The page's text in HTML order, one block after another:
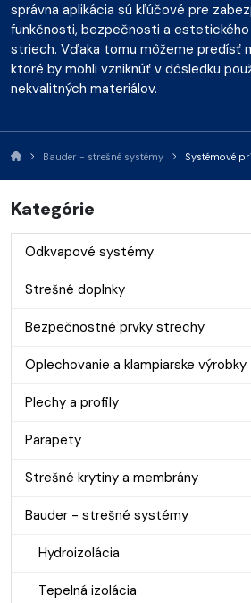
správna aplikácia sú kľúčové pre
funkčnosti, bezpečnosti a estetického
striech. Vďaka tomu môžeme predísť
ktoré by mohli vzniknúť v dôsledku
nekvalitných materiálov.
Bauder - strešné systémy Systémové
Kategórie
Odkvapové systémy
Strešné doplnky
Bezpečnostné prvky strechy
Oplechovanie a klampiarske výrobky
Plechy a profily
Parapety
Strešné krytiny a membrány
Bauder - strešné systémy
Hydroizolácia
Tepelná izolácia